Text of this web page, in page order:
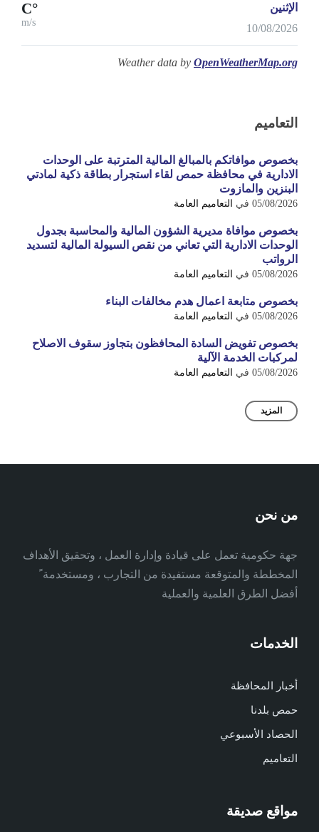
الإثنين
10/08/2026
°C
m/s
Weather data by OpenWeatherMap.org
التعاميم
بخصوص موافاتكم بالمبالغ المالية المترتبة على الوحدات
الادارية في محافظة حمص لقاء استجرار بطاقة ذكية لمادتي
البنزين والمازوت
05/08/2026 في التعاميم العامة
بخصوص موافاة مديرية الشؤون المالية والمحاسبة بجدول
الوحدات الادارية التي تعاني من نقص السيولة المالية لتسديد
الرواتب
05/08/2026 في التعاميم العامة
بخصوص متابعة اعمال هدم مخالفات البناء
05/08/2026 في التعاميم العامة
بخصوص تفويض السادة المحافظون بتجاوز سقوف الاصلاح
لمركبات الخدمة الآلية
05/08/2026 في التعاميم العامة
المزيد
من نحن
جهة حكومية تعمل على قيادة وإدارة العمل ، وتحقيق الأهداف
المخططة والمتوقعة مستفيدة من التجارب ، ومستخدمة ً
أفضل الطرق العلمية والعملية
الخدمات
أخبار المحافظة
حمص بلدنا
الحصاد الأسبوعي
التعاميم
مواقع صديقة